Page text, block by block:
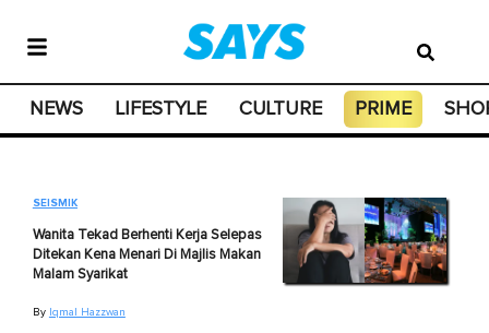
NEWS LIFESTYLE CULTURE PRIME
SEISMIK
Wanita Tekad Berhenti Kerja Selepas
Ditekan Kena Menari Di Majlis Makan
Malam Syarikat
By Iqmal Hazzwan